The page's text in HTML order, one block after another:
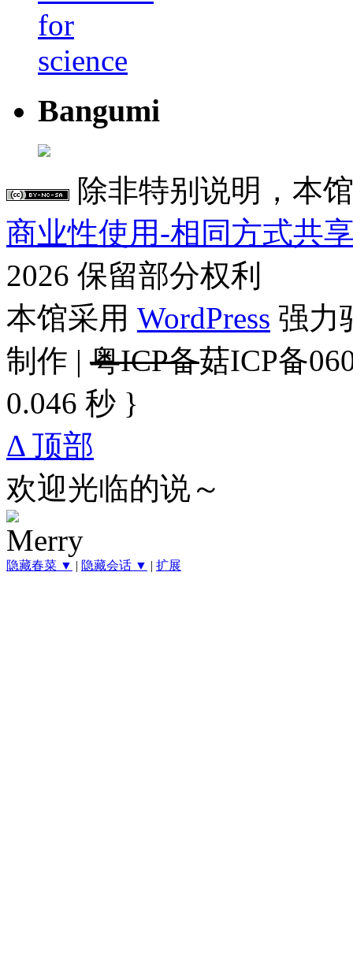
Bangumi
除非特别说明，本
商业性使用-相同方式共
2026 保留部分权利
本馆采用 WordPress 强力
制作 | 粤ICP备菇ICP备
0.046 秒 }
Δ 顶部
欢迎光临的说～
隐藏春菜 ▼ | 隐藏会话 ▼ | 扩展